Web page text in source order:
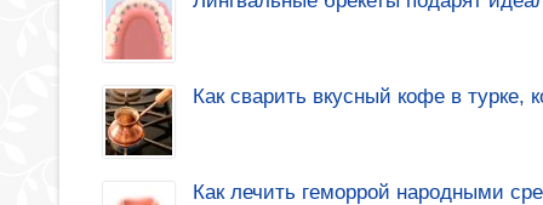
Как сварить вкусный кофе в турке,
Как лечить геморрой народными